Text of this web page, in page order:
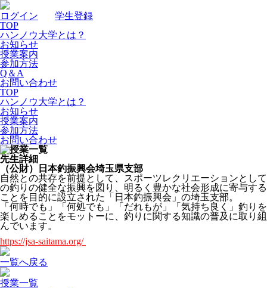
ログイン
学生登録
TOP
ハンノウ大学とは？
お知らせ
授業案内
参加方法
Q＆A
お問い合わせ
TOP
ハンノウ大学とは？
お知らせ
授業案内
参加方法
お問い合わせ
先生詳細
（公財）日本釣振興会埼玉県支部
自然との共存を前提として、スポーツレクリエーションとして
の釣りの健全な振興を図り、明るく豊かな社会形成に寄与する
ことを目的に設立された「日本釣振興会」の埼玉支部。
「何時でも」「何処でも」「だれもが」「気持ち良く」釣りを
楽しめることをモットーに、釣りに関する知識の普及に取り組
んでいます。
https://jsa-saitama.org/
一覧へ戻る
授業一覧